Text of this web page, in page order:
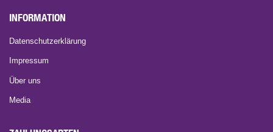
INFORMATION
Datenschutzerklärung
Impressum
Über uns
Media